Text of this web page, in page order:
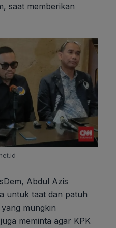
saat memberikan
Abdul Azis
untuk taat dan patuh
mungkin
meminta agar KPK